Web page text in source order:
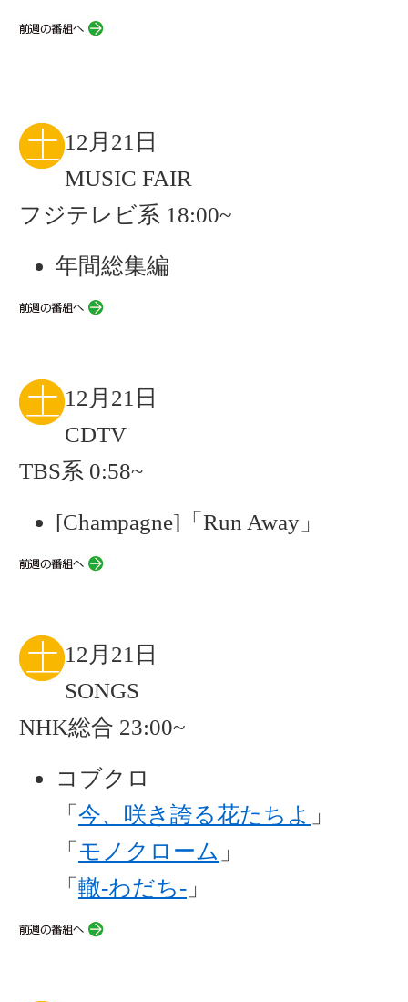
12月21日
MUSIC FAIR
フジテレビ系 18:00~
年間総集編
12月21日
CDTV
TBS系 0:58~
[Champagne]「Run Away」
12月21日
SONGS
NHK総合 23:00~
コブクロ
「 今、咲き誇る花たちよ 」
「 モノクローム 」
「 轍-わだち- 」